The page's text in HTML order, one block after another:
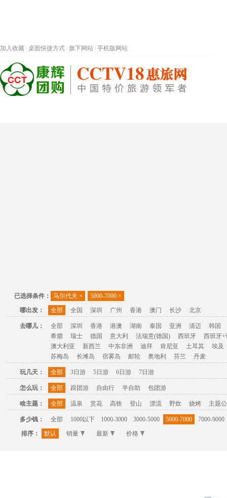
加入收藏 桌面快捷方式 旗下网站 手机版网站
已选择条件： 马尔代夫 × 5000-7000 ×
哪出发：
全部 全国 深圳 广州 香港 澳门 长沙 北京
去哪儿： 全部 深圳 香港 港澳 湖南 泰国 亚洲 清迈
韩国
希腊
瑞士 德国 意大利 法瑞意(德国) 西班牙
西班牙+
澳大利亚
新西兰 中东非洲 迪拜 肯尼亚 土耳其
埃及
苏梅岛
长滩岛 宿雾岛 邮轮 奥地利 芬兰 丹麦
玩几天： 全部 3日游 5日游 6日游 7日游
怎么玩： 全部 跟团游 自由行 半自助 包团游
啥主题： 全部 温泉 赏花 高铁 登山 漂流 野炊 烧烤 主题
多少钱： 全部 1000以下 1000-3000 3000-5000 5000-7000
7000-9000
排序：
默认 销量 最新 价格